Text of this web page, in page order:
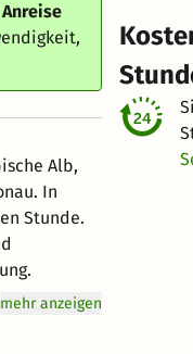
Alb,
In
Stunde.
mehr anzeigen